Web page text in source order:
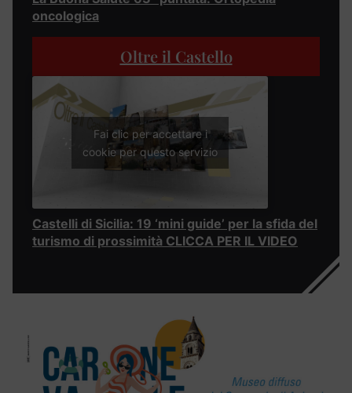
oncologica
Oltre il Castello
Fai clic per accettare i
cookie per questo servizio
Castelli di Sicilia: 19 ‘mini guide’ per la sfida del
turismo di prossimità CLICCA PER IL VIDEO